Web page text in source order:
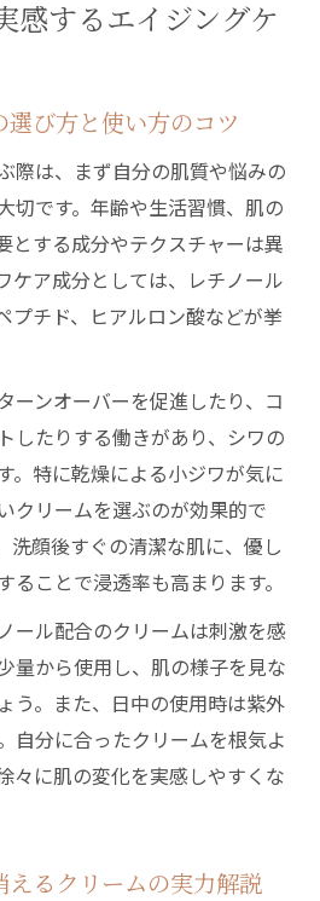
感するエイジングケ
び方と使い方のコツ
際は、まず自分の肌質や悩みの
切です。年齢や生活習慣、肌の
とする成分やテクスチャーは異
ケア成分としては、レチノール
プチド、ヒアルロン酸などが挙
ーンオーバーを促進したり、コ
したりする働きがあり、シワの
。特に乾燥による小ジワが気に
クリームを選ぶのが効果的で
洗顔後すぐの清潔な肌に、優し
ることで浸透率も高まります。
ール配合のクリームは刺激を感
量から使用し、肌の様子を見な
う。また、日中の使用時は紫外
自分に合ったクリームを根気よ
々に肌の変化を実感しやすくな
るクリームの実力解説